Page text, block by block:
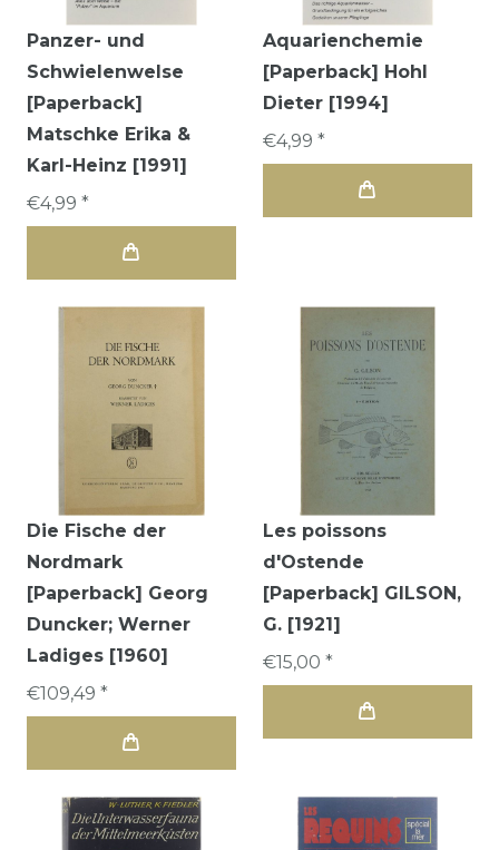
Panzer- und
Schwielenwelse
[Paperback]
Matschke Erika &
Karl-Heinz [1991]
€4,99 *
Aquarienchemie
[Paperback] Hohl
Dieter [1994]
€4,99 *
Die Fische der
Nordmark
[Paperback] Georg
Duncker; Werner
Ladiges [1960]
€109,49 *
Les poissons
d'Ostende
[Paperback] GILSON,
G. [1921]
€15,00 *